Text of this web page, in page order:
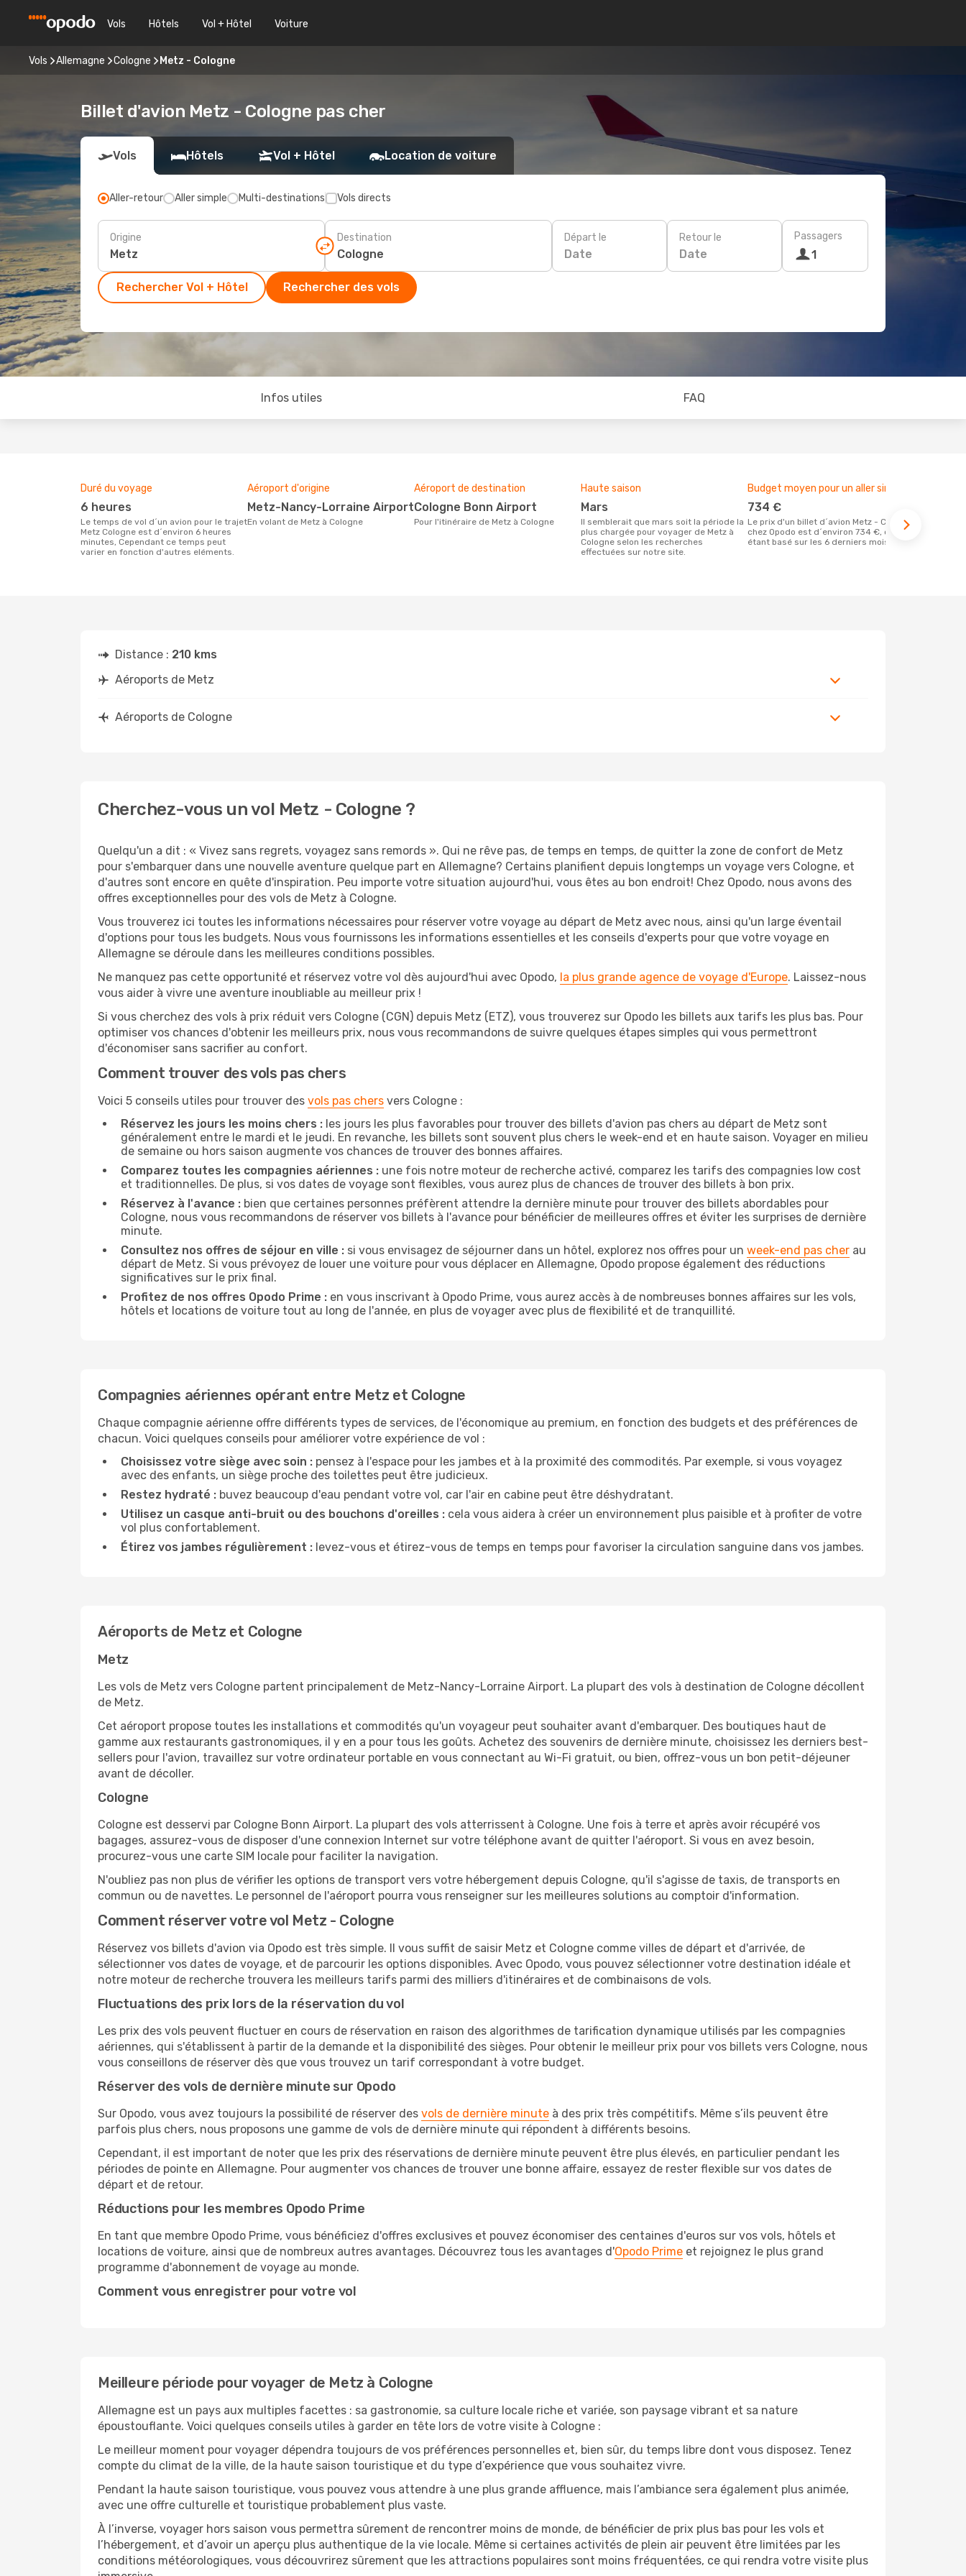
Vols Hôtels Vol + Hôtel Voiture
Vols Allemagne Cologne Metz - Cologne
Billet d'avion Metz - Cologne pas cher
Vols Hôtels Vol + Hôtel Location de voiture
Aller-retour Aller simple Multi-destinations Vols directs
Origine Destination Départ le
Date
Retour le
Date
Passagers
1
Rechercher Vol + Hôtel Rechercher des vols
Infos utiles FAQ
Duré du voyage
6 heures
Le temps de vol d´un avion pour le trajet
Metz Cologne est d´environ 6 heures
minutes, Cependant ce temps peut
varier en fonction d'autres eléments.
Aéroport d'origine
Metz-Nancy-Lorraine Airport
En volant de Metz à Cologne
Aéroport de destination
Cologne Bonn Airport
Pour l'itinéraire de Metz à Cologne
Haute saison
mars
Il semblerait que mars soit la période la
plus chargée pour voyager de Metz à
Cologne selon les recherches
effectuées sur notre site.
Budget moyen pour un aller simple
734 €
Le prix d'un billet d´avion Metz - Cologne
chez Opodo est d´environ 734 €, ce prix
étant basé sur les 6 derniers mois
Distance : 210 kms
Aéroports de Metz
Aéroports de Cologne
Cherchez-vous un vol Metz - Cologne ?
Quelqu'un a dit : « Vivez sans regrets, voyagez sans remords ». Qui ne rêve pas, de temps en temps, de quitter la zone de confort de Metz
pour s'embarquer dans une nouvelle aventure quelque part en Allemagne? Certains planifient depuis longtemps un voyage vers Cologne, et
d'autres sont encore en quête d'inspiration. Peu importe votre situation aujourd'hui, vous êtes au bon endroit! Chez Opodo, nous avons des
offres exceptionnelles pour des vols de Metz à Cologne.
Vous trouverez ici toutes les informations nécessaires pour réserver votre voyage au départ de Metz avec nous, ainsi qu'un large éventail
d'options pour tous les budgets. Nous vous fournissons les informations essentielles et les conseils d'experts pour que votre voyage en
Allemagne se déroule dans les meilleures conditions possibles.
Ne manquez pas cette opportunité et réservez votre vol dès aujourd'hui avec Opodo, la plus grande agence de voyage d'Europe. Laissez-nous
vous aider à vivre une aventure inoubliable au meilleur prix !
Si vous cherchez des vols à prix réduit vers Cologne (CGN) depuis Metz (ETZ), vous trouverez sur Opodo les billets aux tarifs les plus bas. Pour
optimiser vos chances d'obtenir les meilleurs prix, nous vous recommandons de suivre quelques étapes simples qui vous permettront
d'économiser sans sacrifier au confort.
Comment trouver des vols pas chers
Voici 5 conseils utiles pour trouver des vols pas chers vers Cologne :
Réservez les jours les moins chers : les jours les plus favorables pour trouver des billets d'avion pas chers au départ de Metz sont
généralement entre le mardi et le jeudi. En revanche, les billets sont souvent plus chers le week-end et en haute saison. Voyager en milieu
de semaine ou hors saison augmente vos chances de trouver des bonnes affaires.
Comparez toutes les compagnies aériennes : une fois notre moteur de recherche activé, comparez les tarifs des compagnies low cost
et traditionnelles. De plus, si vos dates de voyage sont flexibles, vous aurez plus de chances de trouver des billets à bon prix.
Réservez à l'avance : bien que certaines personnes préfèrent attendre la dernière minute pour trouver des billets abordables pour
Cologne, nous vous recommandons de réserver vos billets à l'avance pour bénéficier de meilleures offres et éviter les surprises de dernière
minute.
Consultez nos offres de séjour en ville : si vous envisagez de séjourner dans un hôtel, explorez nos offres pour un week-end pas cher au
départ de Metz. Si vous prévoyez de louer une voiture pour vous déplacer en Allemagne, Opodo propose également des réductions
significatives sur le prix final.
Profitez de nos offres Opodo Prime : en vous inscrivant à Opodo Prime, vous aurez accès à de nombreuses bonnes affaires sur les vols,
hôtels et locations de voiture tout au long de l'année, en plus de voyager avec plus de flexibilité et de tranquillité.
Compagnies aériennes opérant entre Metz et Cologne
Chaque compagnie aérienne offre différents types de services, de l'économique au premium, en fonction des budgets et des préférences de
chacun. Voici quelques conseils pour améliorer votre expérience de vol :
Choisissez votre siège avec soin : pensez à l'espace pour les jambes et à la proximité des commodités. Par exemple, si vous voyagez
avec des enfants, un siège proche des toilettes peut être judicieux.
Restez hydraté : buvez beaucoup d'eau pendant votre vol, car l'air en cabine peut être déshydratant.
Utilisez un casque anti-bruit ou des bouchons d'oreilles : cela vous aidera à créer un environnement plus paisible et à profiter de votre
vol plus confortablement.
Étirez vos jambes régulièrement : levez-vous et étirez-vous de temps en temps pour favoriser la circulation sanguine dans vos jambes.
Aéroports de Metz et Cologne
Metz
Les vols de Metz vers Cologne partent principalement de Metz-Nancy-Lorraine Airport. La plupart des vols à destination de Cologne décollent
de Metz.
Cet aéroport propose toutes les installations et commodités qu'un voyageur peut souhaiter avant d'embarquer. Des boutiques haut de
gamme aux restaurants gastronomiques, il y en a pour tous les goûts. Achetez des souvenirs de dernière minute, choisissez les derniers best-
sellers pour l'avion, travaillez sur votre ordinateur portable en vous connectant au Wi-Fi gratuit, ou bien, offrez-vous un bon petit-déjeuner
avant de décoller.
Cologne
Cologne est desservi par Cologne Bonn Airport. La plupart des vols atterrissent à Cologne. Une fois à terre et après avoir récupéré vos
bagages, assurez-vous de disposer d'une connexion Internet sur votre téléphone avant de quitter l'aéroport. Si vous en avez besoin,
procurez-vous une carte SIM locale pour faciliter la navigation.
N'oubliez pas non plus de vérifier les options de transport vers votre hébergement depuis Cologne, qu'il s'agisse de taxis, de transports en
commun ou de navettes. Le personnel de l'aéroport pourra vous renseigner sur les meilleures solutions au comptoir d'information.
Comment réserver votre vol Metz - Cologne
Réservez vos billets d'avion via Opodo est très simple. Il vous suffit de saisir Metz et Cologne comme villes de départ et d'arrivée, de
sélectionner vos dates de voyage, et de parcourir les options disponibles. Avec Opodo, vous pouvez sélectionner votre destination idéale et
notre moteur de recherche trouvera les meilleurs tarifs parmi des milliers d'itinéraires et de combinaisons de vols.
Fluctuations des prix lors de la réservation du vol
Les prix des vols peuvent fluctuer en cours de réservation en raison des algorithmes de tarification dynamique utilisés par les compagnies
aériennes, qui s'établissent à partir de la demande et la disponibilité des sièges. Pour obtenir le meilleur prix pour vos billets vers Cologne, nous
vous conseillons de réserver dès que vous trouvez un tarif correspondant à votre budget.
Réserver des vols de dernière minute sur Opodo
Sur Opodo, vous avez toujours la possibilité de réserver des vols de dernière minute à des prix très compétitifs. Même s’ils peuvent être
parfois plus chers, nous proposons une gamme de vols de dernière minute qui répondent à différents besoins.
Cependant, il est important de noter que les prix des réservations de dernière minute peuvent être plus élevés, en particulier pendant les
périodes de pointe en Allemagne. Pour augmenter vos chances de trouver une bonne affaire, essayez de rester flexible sur vos dates de
départ et de retour.
Réductions pour les membres Opodo Prime
En tant que membre Opodo Prime, vous bénéficiez d'offres exclusives et pouvez économiser des centaines d'euros sur vos vols, hôtels et
locations de voiture, ainsi que de nombreux autres avantages. Découvrez tous les avantages d'Opodo Prime et rejoignez le plus grand
programme d'abonnement de voyage au monde.
Comment vous enregistrer pour votre vol
Meilleure période pour voyager de Metz à Cologne
Allemagne est un pays aux multiples facettes : sa gastronomie, sa culture locale riche et variée, son paysage vibrant et sa nature
époustouflante. Voici quelques conseils utiles à garder en tête lors de votre visite à Cologne :
Le meilleur moment pour voyager dépendra toujours de vos préférences personnelles et, bien sûr, du temps libre dont vous disposez. Tenez
compte du climat de la ville, de la haute saison touristique et du type d’expérience que vous souhaitez vivre.
Pendant la haute saison touristique, vous pouvez vous attendre à une plus grande affluence, mais l’ambiance sera également plus animée,
avec une offre culturelle et touristique probablement plus vaste.
À l’inverse, voyager hors saison vous permettra sûrement de rencontrer moins de monde, de bénéficier de prix plus bas pour les vols et
l’hébergement, et d’avoir un aperçu plus authentique de la vie locale. Même si certaines activités de plein air peuvent être limitées par les
conditions météorologiques, vous découvrirez sûrement que les attractions populaires sont moins fréquentées, ce qui rendra votre visite plus